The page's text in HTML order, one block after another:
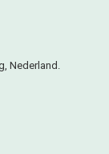
Nederland.